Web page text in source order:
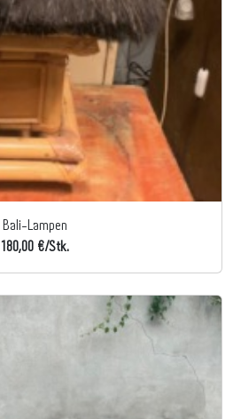
Bali-Lampen
180,00 €/Stk.